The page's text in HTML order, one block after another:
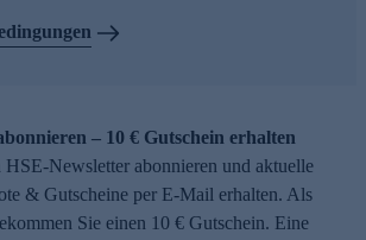
– 10 € Gutschein erhalten
HSE-Newsletter abonnieren und aktuelle
& Gutscheine per E-Mail erhalten. Als
Sie einen 10 € Gutschein. Eine